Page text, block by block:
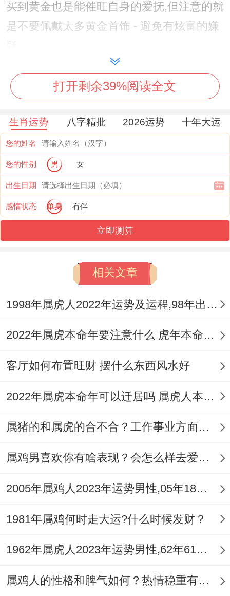
买到黄金也是能催旺自身的爱抚,但注意的就
是不要佩戴太多黄金首饰 - 避免有炫富的嫌
4、相合属相配饰
属鸡人要招财转运的话,都可以佩戴相合的配
饰不错，可能是牛造型的,龙造型跟蛇造型
的，都可以催旺到个人财运，让自身赚钱轻
松,也不会有想象中的棘手，甚至也能让自身
手头更宽裕，日子稳定，佩戴之让贵人同人
际关系上都能更理想，也能认识到了有实力
的大人物。
【属鸡的可用带虎造型配饰的东西吗】
属鸡人能够佩戴虎造型的配饰~着样的话都
是没有只要是限制的，原因是老虎的吊坠寓
意好，标记力量,对属鸡人而言都没问题追求
属鸡人佩戴着些都可以提高个人魅力 - 也可
带来好运气的,在日常上都能展现出装饰作
是要让大家之间关系和谐才没问题~不过对
饰了~除了虎造型配饰 - 属鸡人都能佩戴相
合的配饰都可以的。
打开剩余39%阅读全文
生肖运势 八字精批 2026运势 十年大运
您的姓名
您的性别 男 女
出生日期
感情状态 单身 有伴
立即测算
相关文章
1998年属虎人2022年运势及运程,98年出生的24岁属虎2022本命年每月运程详解
2022年属虎本命年要注意什么 虎年本命年要佩戴什么饰品好转运
客厅如何布置旺财 摆什么东西风水好
2022年属虎本命年可以迁居吗 属虎人本命年注意事项
属猪的和属虎的合不合？工作事业方面能成为搭档吗？
属鸡男喜欢你有啥表现？会怎么样去爱你？
2005年属鸡人2023年运势男性,05年18岁属鸡男2023年每月运程怎么样
1981年属鸡何时走大运?什么时候发财？
1962年属虎人2023年运势男性,62年61岁属虎男2023年每月运程怎么样
属鸡人的性格和脾气如何？热情稳重有担当